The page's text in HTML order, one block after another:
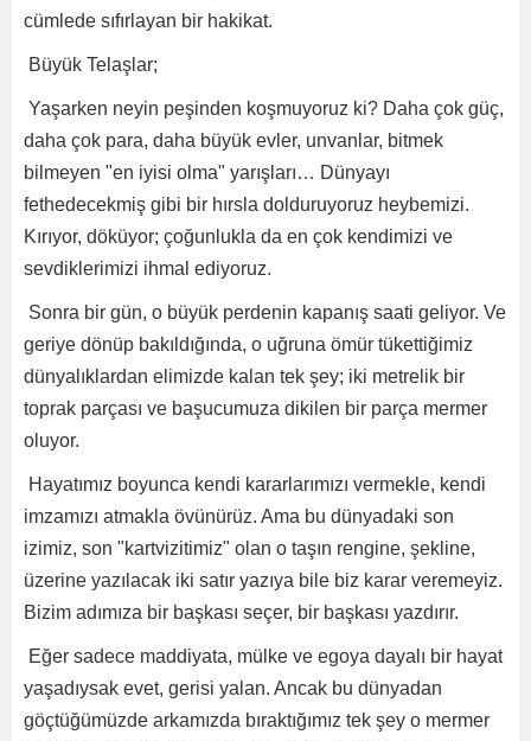
cümlede sıfırlayan bir hakikat.
Büyük Telaşlar;
Yaşarken neyin peşinden koşmuyoruz ki? Daha çok güç,
daha çok para, daha büyük evler, unvanlar, bitmek
bilmeyen "en iyisi olma" yarışları… Dünyayı
fethedecekmiş gibi bir hırsla dolduruyoruz heybemizi.
Kırıyor, döküyor; çoğunlukla da en çok kendimizi ve
sevdiklerimizi ihmal ediyoruz.
Sonra bir gün, o büyük perdenin kapanış saati geliyor. Ve
geriye dönüp bakıldığında, o uğruna ömür tükettiğimiz
dünyalıklardan elimizde kalan tek şey; iki metrelik bir
toprak parçası ve başucumuza dikilen bir parça mermer
oluyor.
Hayatımız boyunca kendi kararlarımızı vermekle, kendi
imzamızı atmakla övünürüz. Ama bu dünyadaki son
izimiz, son "kartvizitimiz" olan o taşın rengine, şekline,
üzerine yazılacak iki satır yazıya bile biz karar veremeyiz.
Bizim adımıza bir başkası seçer, bir başkası yazdırır.
Eğer sadece maddiyata, mülke ve egoya dayalı bir hayat
yaşadıysak evet, gerisi yalan. Ancak bu dünyadan
göçtüğümüzde arkamızda bıraktığımız tek şey o mermer